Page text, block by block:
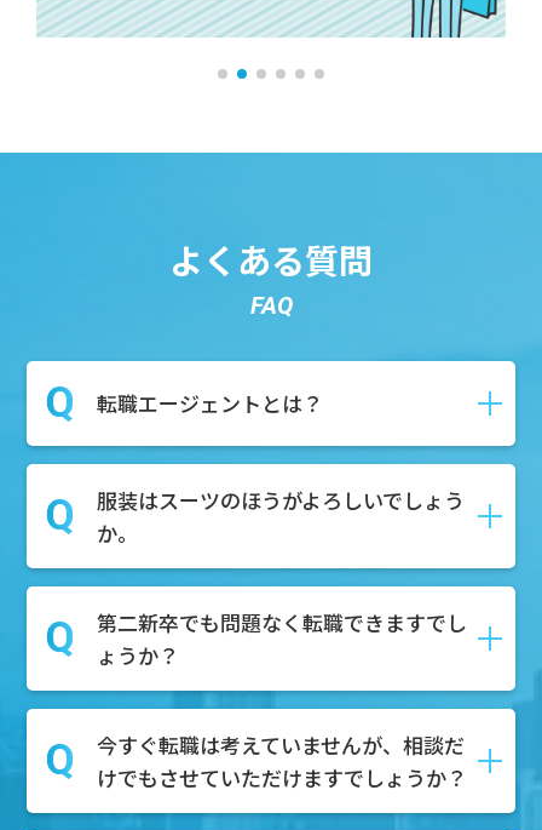
よくある質問
FAQ
転職エージェントとは？
転職や就職の際に、求職者様が新しい仕
事を見つけるためにサポートしてくれる
就活のプロのことです。
職務経歴書の作成など、就活に関わる作
業全般をサポートいたします。
服装はスーツのほうがよろしいでしょう
か。
私服で構いません！お気軽にご参加くだ
さい。
第二新卒でも問題なく転職できますでし
ょうか？
もちろん可能でございます。第二新卒を
積極的に採用している企業様も多数ござ
いますので、転職市場での需要はござい
今すぐ転職は考えていませんが、相談だ
けでもさせていただけますでしょうか？